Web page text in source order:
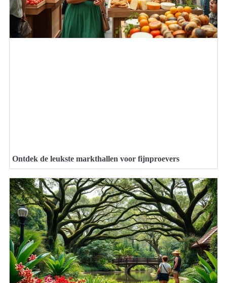
Ontdek de leukste markthallen voor fijnproevers